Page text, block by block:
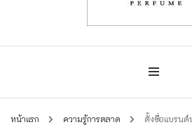
น้ำหอมกัลยา
น้ำหอมกัลยา น้ำหอมแท้แบรนด์ไทย คุณภาพยุโรป
หน้าแรก ความรู้การตลาด ตั้งชื่อแบรนด์